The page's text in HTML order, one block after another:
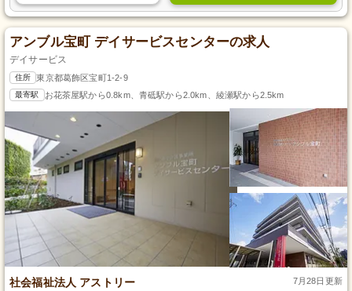
アンブル宝町 デイサービスセンターの求人
デイサービス
住所 東京都葛飾区宝町1-2-9
最寄駅 お花茶屋駅から0.8km、青砥駅から2.0km、綾瀬駅から2.5km
社会福祉法人 アストリー 7月28日更新